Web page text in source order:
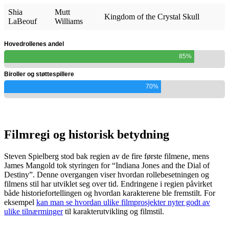
Shia
LaBeouf
Mutt
Williams
Kingdom of the Crystal Skull
Hovedrollenes andel
85%
Biroller og støttespillere
70%
Filmregi og historisk betydning
Steven Spielberg stod bak regien av de fire første filmene, mens
James Mangold tok styringen for “Indiana Jones and the Dial of
Destiny”. Denne overgangen viser hvordan rollebesetningen og
filmens stil har utviklet seg over tid. Endringene i regien påvirket
både historiefortellingen og hvordan karakterene ble fremstilt. For
eksempel kan man se hvordan ulike filmprosjekter nyter godt av
ulike tilnærmingertil karakterutvikling og filmstil.